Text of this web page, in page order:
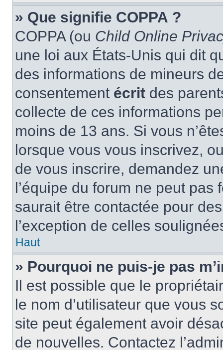
» Que signifie COPPA ?
COPPA (ou Child Online
une loi aux États-Unis qui dit
des informations de mineurs
consentement écrit des
collecte de ces informations
moins de 13 ans. Si vous
lorsque vous vous inscrivez,
de vous inscrire, demandez
l’équipe du forum ne peut
saurait être contactée pour
l’exception de celles
Haut
» Pourquoi ne puis-je pas
Il est possible que le
le nom d’utilisateur que vous
site peut également avoir
de nouvelles. Contactez